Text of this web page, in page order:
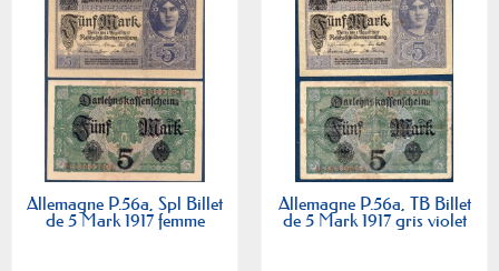
Allemagne P.56a, Spl Billet
de 5 Mark 1917 femme
Allemagne P.56a, TB Billet
de 5 Mark 1917 gris violet